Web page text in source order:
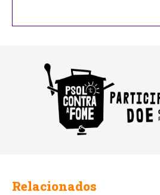
Relacionados